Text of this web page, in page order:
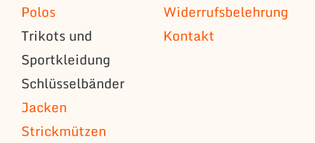
Polos
Trikots und
Sportkleidung
Schlüsselbänder
Jacken
Strickmützen
Widerrufsbelehrung
Kontakt